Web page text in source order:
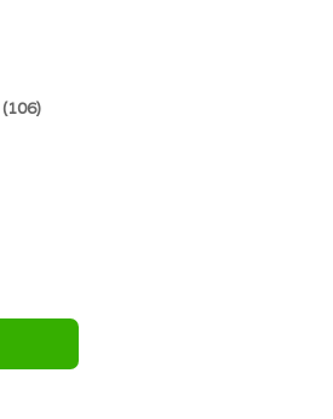
(106)